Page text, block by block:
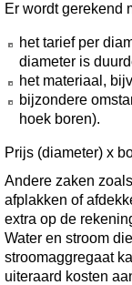
Er wordt gerekend
het tarief per
diameter is
het materiaal,
bijzondere
hoek boren).
Prijs (diameter) x
Andere zaken
afplakken of
extra op de
Water en stroom
stroomaggregaat
uiteraard kosten